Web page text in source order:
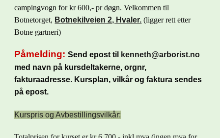
campingvogn for kr600,- pr døgn. Velkommen til
Botnetorget, Botnekilveien 2, Hvaler. (ligger rett etter
Botne gartneri)
Påmelding:Send epost til
kenneth@arborist.no
med navn på kursdeltakerne, orgnr,
fakturaadresse. Kursplan, vilkår og faktura sendes
på epost.
Kurspris og Avbestillingsvilkår: